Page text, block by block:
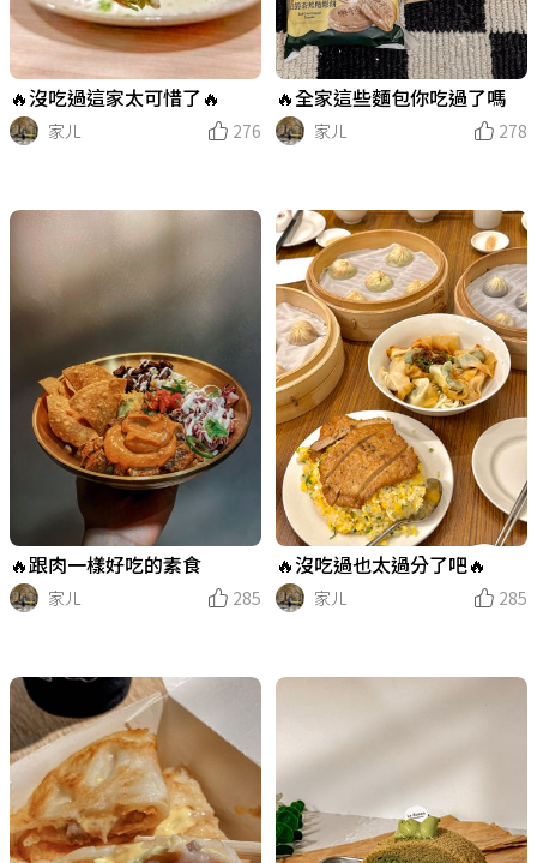
🔥沒吃過這家太可惜了🔥
家ㄦ
276
🔥全家這些麵包你吃過了嗎
家ㄦ
278
🔥跟肉一樣好吃的素食
家ㄦ
285
🔥沒吃過也太過分了吧🔥
家ㄦ
285